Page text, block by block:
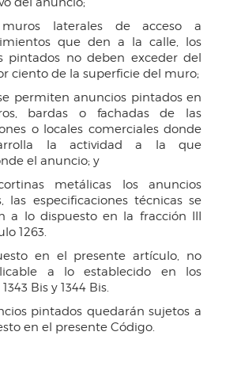
laterales de acceso a
que den a la calle, los
pintados no deben exceder del
ciento de la superficie del muro;
permiten anuncios pintados en
bardas o fachadas de las
o locales comerciales donde
la actividad a la que
el anuncio; y
metálicas los anuncios
las especificaciones técnicas se
a lo dispuesto en la fracción III
1263.
en el presente artículo, no
a lo establecido en los
Bis y 1344 Bis.
pintados quedarán sujetos a
en el presente Código.